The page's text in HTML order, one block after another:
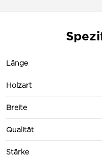
Länge
Holzart
Breite
Qualität
Stärke